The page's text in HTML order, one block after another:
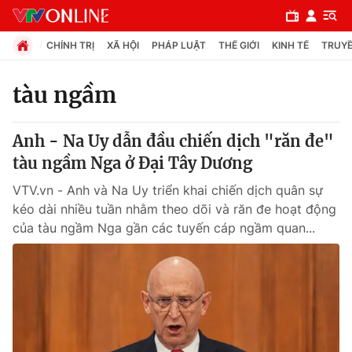
Chuyên mục
Chính trị
Xã hội
Pháp luật
CHÍNH TRỊ XÃ HỘI PHÁP LUẬT THẾ GIỚI KINH TẾ
tàu ngầm
Anh - Na Uy dẫn đầu chiến dịch "răn đe"
tàu ngầm Nga ở Đại Tây Dương
VTV.vn - Anh và Na Uy triển khai chiến dịch quân sự
kéo dài nhiều tuần nhằm theo dõi và răn đe hoạt động
của tàu ngầm Nga gần các tuyến cáp ngầm quan...